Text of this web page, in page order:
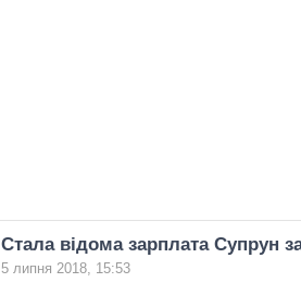
Стала відома зарплата Супрун
5 липня 2018, 15:53